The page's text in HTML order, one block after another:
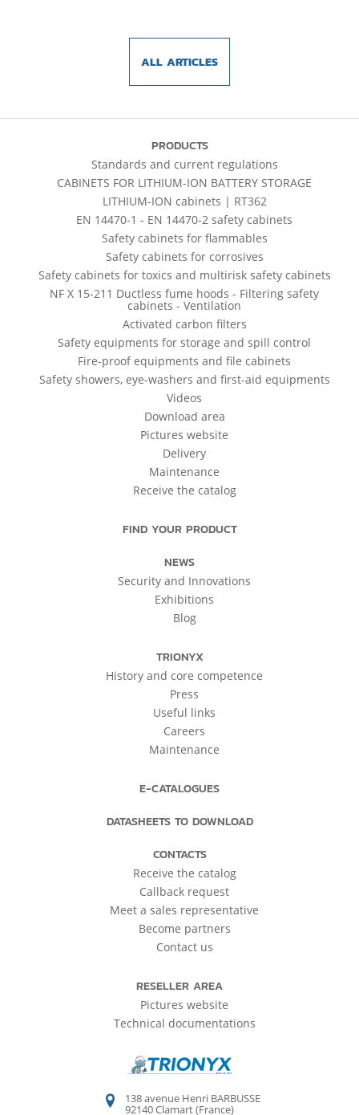
ALL ARTICLES
PRODUCTS
Standards and current regulations
CABINETS FOR LITHIUM-ION BATTERY STORAGE
LITHIUM-ION cabinets | RT362
EN 14470-1 - EN 14470-2 safety cabinets
Safety cabinets for flammables
Safety cabinets for corrosives
Safety cabinets for toxics and multirisk safety cabinets
NF X 15-211 Ductless fume hoods - Filtering safety
cabinets - Ventilation
Activated carbon filters
Safety equipments for storage and spill control
Fire-proof equipments and file cabinets
Safety showers, eye-washers and first-aid equipments
Videos
Download area
Pictures website
Delivery
Maintenance
Receive the catalog
FIND YOUR PRODUCT
NEWS
Security and Innovations
Exhibitions
Blog
TRIONYX
History and core competence
Press
Useful links
Careers
Maintenance
E-CATALOGUES
DATASHEETS TO DOWNLOAD
CONTACTS
Receive the catalog
Callback request
Meet a sales representative
Become partners
Contact us
RESELLER AREA
Pictures website
Technical documentations
138 avenue Henri BARBUSSE
92140 Clamart (France)